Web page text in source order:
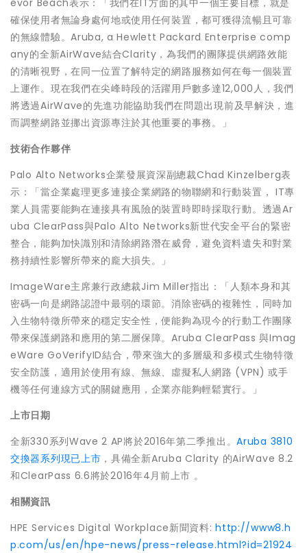
evor Beach表示：「我們在IT方面的其中一個主要目標，就是
確保使用者無論身處何地或使用任何裝置，都可獲得流暢且可靠
的無線體驗。Aruba, a Hewlett Packard Enterprise comp
any的全新AirWave結合Clarity，為我們的團隊提供網路效能
的清晰視野，在同一位置了解特定的網路服務如何在每一個裝置
上運作。現在我們在尖峰時段的活躍用戶數多達12,000人，我們
將透過AirWave的先進功能協助我們在問題出現前及早解決，進
而調整網路並挪出資源專注於其他重要的事務。」
技術合作夥伴
Palo Alto Networks企業發展資深副總裁Chad Kinzelberg表
示：「當企業處理更多連接企業網路的物聯網和行動裝置， IT專
業人員需要能夠在連接具有風險的裝置時即時採取行動。透過Ar
uba ClearPass與Palo Alto Networks新世代安全平台的緊密
整合，能夠加快識別和清除網路潛在威脅，避免資料遺失和對業
務持續性影響所帶來的龐大損失。」
ImageWare主席兼行政總裁Jim Miller指出：「人類本身和其
密碼一向是網路認證中最弱的環節。消除密碼的複雜性，同時加
入生物特徵所帶來的穩定安全性，便能夠為現今的行動工作團隊
帶來保護網路和應用的第二層保障。Aruba ClearPass 與Imag
eWare GoVerifyID結合，帶來強大的多層級和多模式生物特徵
安全防護，適用於使用有線、無線、虛擬私人網路 (VPN) 或手
機等任何連線方式的關鍵應用，企業亦能夠輕鬆實行。」
上市日期
全新330系列Wave 2 AP將於2016年第二季推出。Aruba 3810
交換器系列現已上市 ，具備全新Aruba Clarity 的AirWave 8.2
和ClearPass 6.6將於2016年4月前上市 。
相關資訊
HPE Services Digital Workplace新聞資料:http://www8.h
p.com/us/en/hpe-news/press-release.html?id=21924